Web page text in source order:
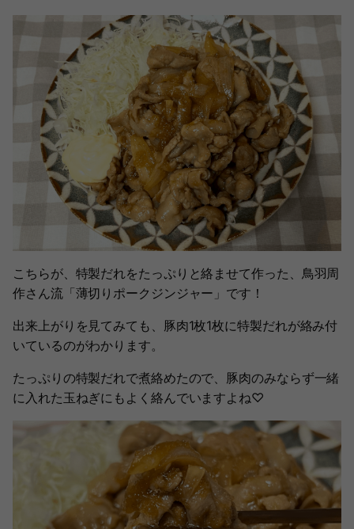
こちらが、特製だれをたっぷりと絡ませて作った、鳥羽周
作さん流「薄切りポークジンジャー」です！
出来上がりを見てみても、豚肉1枚1枚に特製だれが絡み付
いているのがわかります。
たっぷりの特製だれで煮絡めたので、豚肉のみならず一緒
に入れた玉ねぎにもよく絡んでいますよね♡